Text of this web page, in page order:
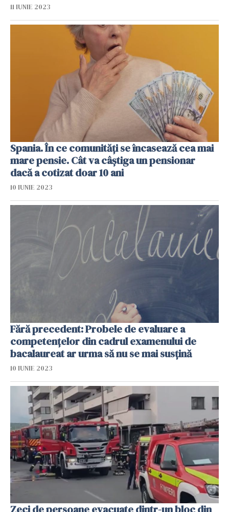
11 IUNIE 2023
Spania. În ce comunități se încasează cea mai
mare pensie. Cât va câștiga un pensionar
dacă a cotizat doar 10 ani
10 IUNIE 2023
Fără precedent: Probele de evaluare a
competenţelor din cadrul examenului de
bacalaureat ar urma să nu se mai susţină
10 IUNIE 2023